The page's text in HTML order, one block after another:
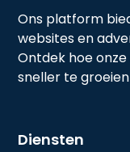
Ons platform
websites en
Ontdek hoe
sneller te
Diensten